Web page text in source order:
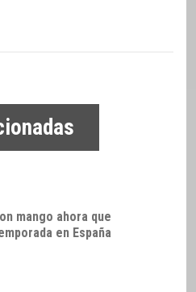
mango ahora que
en España